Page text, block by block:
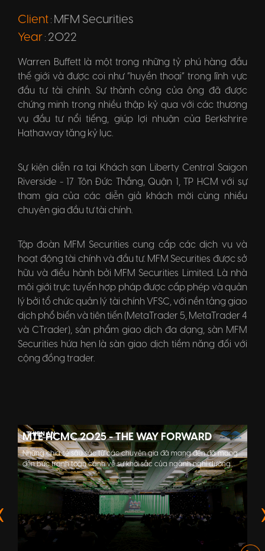
Client : MFM Securities
Year : 2022
Warren Buffett là một trong những tỷ phú hàng đầu
thế giới và được coi như “huyền thoại” trong lĩnh vực
đầu tư tài chính. Sự thành công của ông đã được
chứng minh trong nhiều thập kỷ qua với các thương
vụ đầu tư nổi tiếng, giúp lợi nhuận của Berkshrire
Hathaway tăng kỷ lục.
Sự kiện diễn ra tại Khách sạn Liberty Central Saigon
Riverside - 17 Tôn Đức Thắng, Quận 1, TP HCM với sự
tham gia của các diễn giả khách mời cùng nhiều
chuyên gia đầu tư tài chính.
Tập đoàn MFM Securities cung cấp các dịch vụ và
hoạt động tài chính và đầu tư. MFM Securities được sở
hữu và điều hành bởi MFM Securities Limited. Là nhà
môi giới trực tuyến hợp pháp được cấp phép và quản
lý bởi tổ chức quản lý tài chính VFSC, với nền tảng giao
dịch phổ biến và tiên tiến (MetaTrader 5, MetaTrader 4
và CTrader), sản phẩm giao dịch đa dạng, sàn MFM
Securities hứa hẹn là sàn giao dịch tiềm năng đối với
cộng đồng trader.
MTE HCMC 2025 - THE WAY FORWARD
Những chia sẻ sâu sắc từ các chuyên gia đã mang đến đã mang
đến bức tranh toàn cảnh về sự khởi sắc của ngành nghỉ dưỡng
Việt Nam, đặc biệt là sự tăng trưởng mạnh mẽ của các điểm đến
ven biển trọng điểm như Nha Trang - Cam Ranh, Phú Quốc, mở ra
nhiều tiềm năng phát triển mới.